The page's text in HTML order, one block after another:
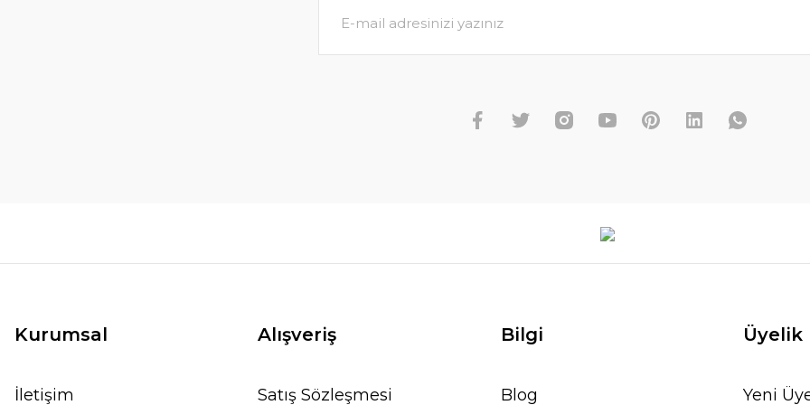
Kurumsal
İletişim
Alışveriş
Satış Sözleşmesi
Bilgi
Blog
Üyelik
Yeni